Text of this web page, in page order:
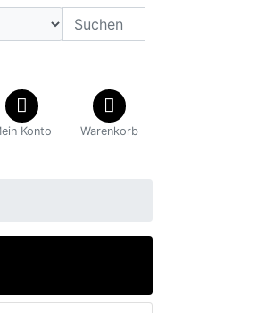
Konto Warenkorb